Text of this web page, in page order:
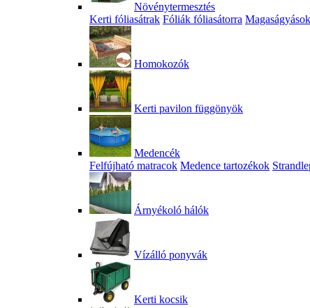
Növénytermesztés
Kerti fóliasátrak Fóliák fóliasátorra Magaságyások
Homokozók
Kerti pavilon függönyök
Medencék
Felfújható matracok Medence tartozékok
Árnyékoló hálók
Vízálló ponyvák
Kerti kocsik